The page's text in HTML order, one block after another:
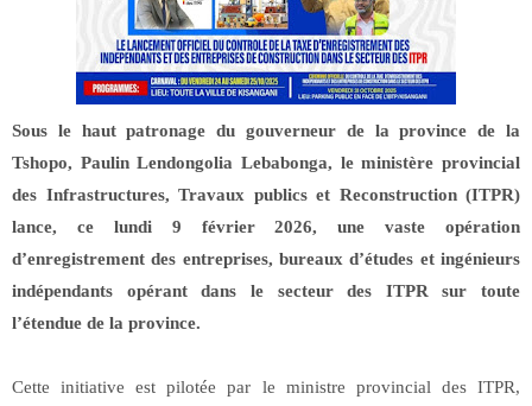
Sous le haut patronage du gouverneur de la province de la
Tshopo, Paulin Lendongolia Lebabonga, le ministère provincial
des Infrastructures, Travaux publics et Reconstruction (ITPR)
lance, ce lundi 9 février 2026, une vaste opération
d’enregistrement des entreprises, bureaux d’études et ingénieurs
indépendants opérant dans le secteur des ITPR sur toute
l’étendue de la province.
Cette initiative est pilotée par le ministre provincial des ITPR,